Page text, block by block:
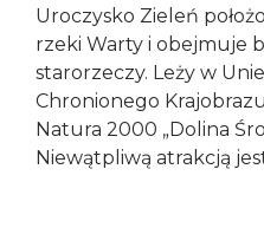
Uroczysko Zieleń
rzeki Warty i obejmuje
starorzeczy. Leży w
Chronionego
Natura 2000 „Dolina
Niewątpliwą atrakcją jest